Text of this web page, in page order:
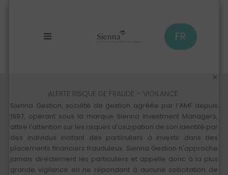
FR
ALERTE RISQUE DE FRAUDE – VIGILANCE
Sienna Gestion, société de gestion agréée par l’AMF depuis
1997, opérant sous la marque Sienna Investment Managers,
attire l’attention sur les risques d'usurpation de son identité par
des individus incitant des particuliers à investir dans des
placements financiers frauduleux. Sienna Gestion n'approche
jamais directement les particuliers et appelle donc à la plus
grande vigilance en ne répondant à aucune sollicitation de